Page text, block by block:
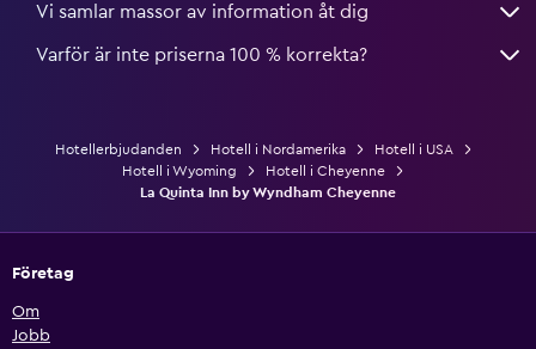
Vi samlar massor av information åt dig
Varför är inte priserna 100 % korrekta?
Hotellerbjudanden Hotell i Nordamerika
Hotell i USA
Hotell i Wyoming
Hotell i Cheyenne
La Quinta Inn by Wyndham Cheyenne
Företag
Om
Jobb